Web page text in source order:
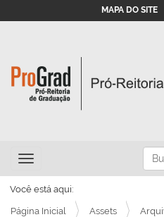
MAPA DO SITE
Toggle navigation
Você está aqui:
Página Inicial Assets